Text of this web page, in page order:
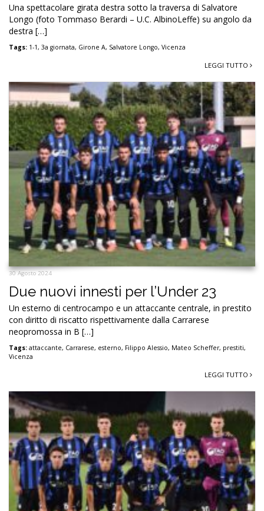
Una spettacolare girata destra sotto la traversa di Salvatore
Longo (foto Tommaso Berardi – U.C. AlbinoLeffe) su angolo da
destra […]
Tags: 1-1, 3a giornata, Girone A, Salvatore Longo, Vicenza
LEGGI TUTTO
30 Agosto 2024
Due nuovi innesti per l’Under 23
Un esterno di centrocampo e un attaccante centrale, in prestito
con diritto di riscatto rispettivamente dalla Carrarese
neopromossa in B […]
Tags: attaccante, Carrarese, esterno, Filippo Alessio, Mateo Scheffer, prestiti,
Vicenza
LEGGI TUTTO